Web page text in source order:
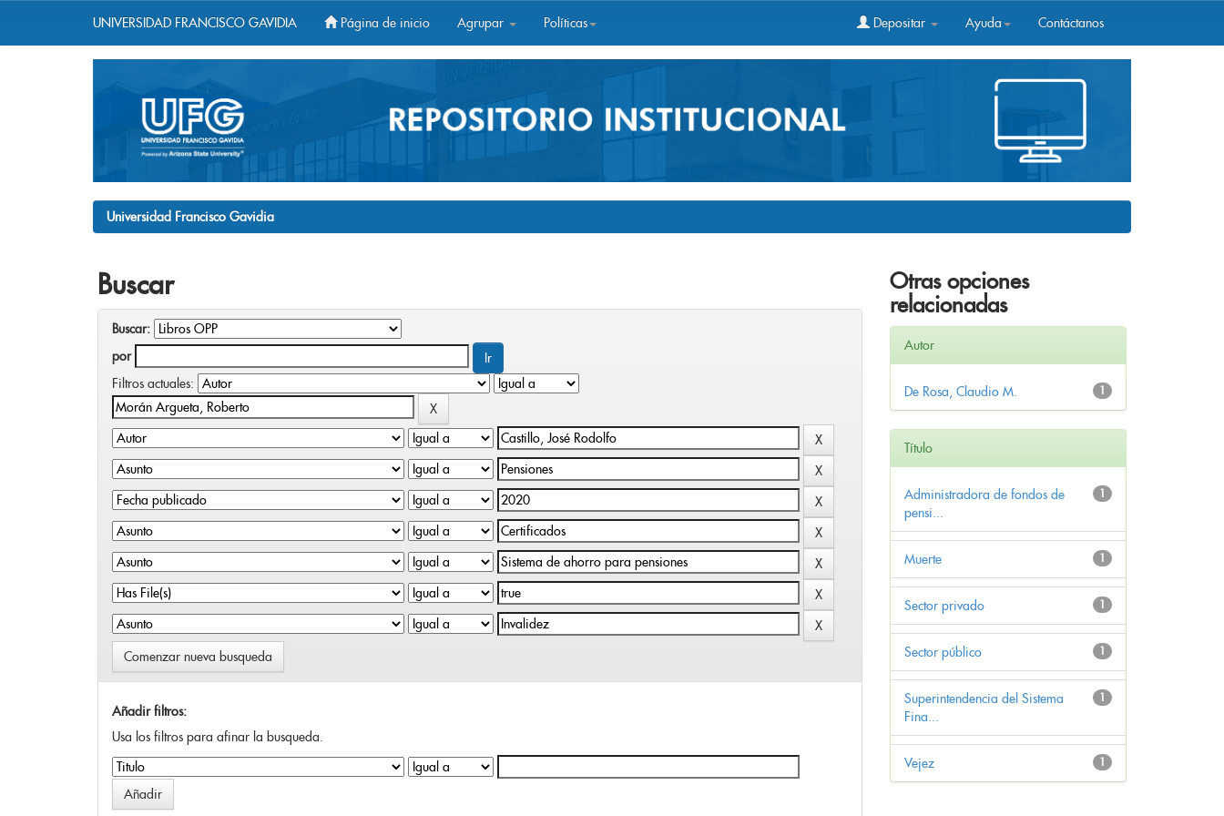
UNIVERSIDAD FRANCISCO GAVIDIA Página de inicio Agrupar Políticas Depositar Ayuda Contáctanos
Universidad Francisco Gavidia
Buscar
Buscar:
por
Filtros actuales:
Comenzar nueva busqueda
Añadir filtros:
Usa los filtros para afinar la busqueda.
Otras opciones
relacionadas
Autor
1
De Rosa, Claudio M.
Título
1
Administradora de fondos de
pensi...
1
Muerte
1
Sector privado
1
Sector público
1
Superintendencia del Sistema
Fina...
1
Vejez